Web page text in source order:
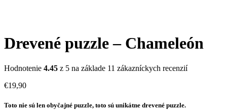
Drevené puzzle – Chameleón
Hodnotenie 4.45 z 5 na základe 11 zákazníckych recenzií
€19,90
Toto nie sú len obyčajné puzzle, toto sú unikátne drevené puzzle.